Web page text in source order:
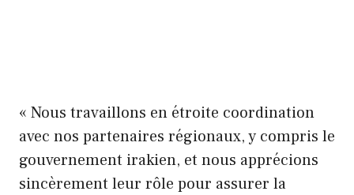
« Nous travaillons en étroite coordination
avec nos partenaires régionaux, y compris le
gouvernement irakien, et nous apprécions
sincèrement leur rôle pour assurer la